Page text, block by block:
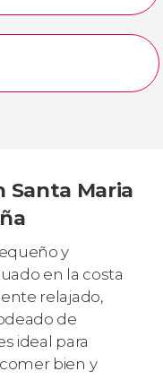
Santa Maria
y
en la costa
relajado,
de
ideal para
bien y